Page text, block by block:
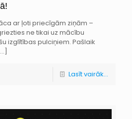
ar ļoti priecīgām ziņām –
ne tikai uz mācību
izglītības pulciņiem. Pašlaik
Lasīt vairāk...